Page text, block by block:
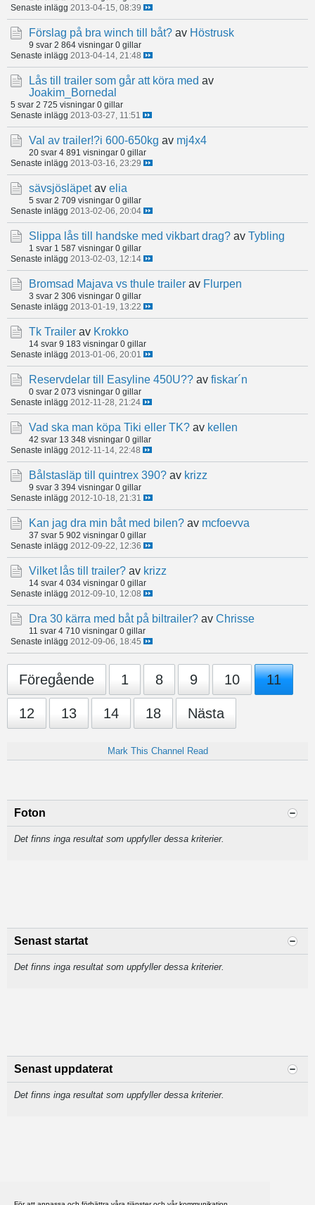
Senaste inlägg 2013-04-15, 08:39
Förslag på bra winch till båt? av Höstrusk
9 svar 2 864 visningar 0 gillar
Senaste inlägg 2013-04-14, 21:48
Lås till trailer som går att köra med av
Joakim_Bornedal
5 svar 2 725 visningar 0 gillar
Senaste inlägg 2013-03-27, 11:51
Val av trailer!?i 600-650kg av mj4x4
20 svar 4 891 visningar 0 gillar
Senaste inlägg 2013-03-16, 23:29
sävsjösläpet av elia
5 svar 2 709 visningar 0 gillar
Senaste inlägg 2013-02-06, 20:04
Slippa lås till handske med vikbart drag? av Tybling
1 svar 1 587 visningar 0 gillar
Senaste inlägg 2013-02-03, 12:14
Bromsad Majava vs thule trailer av Flurpen
3 svar 2 306 visningar 0 gillar
Senaste inlägg 2013-01-19, 13:22
Tk Trailer av Krokko
14 svar 9 183 visningar 0 gillar
Senaste inlägg 2013-01-06, 20:01
Reservdelar till Easyline 450U?? av fiskar´n
0 svar 2 073 visningar 0 gillar
Senaste inlägg 2012-11-28, 21:24
Vad ska man köpa Tiki eller TK? av kellen
42 svar 13 348 visningar 0 gillar
Senaste inlägg 2012-11-14, 22:48
Bålstasläp till quintrex 390? av krizz
9 svar 3 394 visningar 0 gillar
Senaste inlägg 2012-10-18, 21:31
Kan jag dra min båt med bilen? av mcfoevva
37 svar 5 902 visningar 0 gillar
Senaste inlägg 2012-09-22, 12:36
Vilket lås till trailer? av krizz
14 svar 4 034 visningar 0 gillar
Senaste inlägg 2012-09-10, 12:08
Dra 30 kärra med båt på biltrailer? av Chrisse
11 svar 4 710 visningar 0 gillar
Senaste inlägg 2012-09-06, 18:45
Föregående 1 8 9 10 11
12 13 14 18 Nästa
Mark This Channel Read
Foton
Det finns inga resultat som uppfyller dessa kriterier.
Senast startat
Det finns inga resultat som uppfyller dessa kriterier.
Senast uppdaterat
Det finns inga resultat som uppfyller dessa kriterier.